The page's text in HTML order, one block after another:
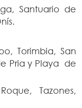
Santuario de
Torimbia, San
Pria y Playa de
Tazones,